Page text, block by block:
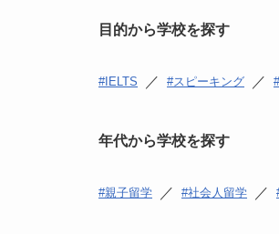
目的から学校を探す
IELTS ／ スピーキング ／
年代から学校を探す
親子留学 ／ 社会人留学 ／